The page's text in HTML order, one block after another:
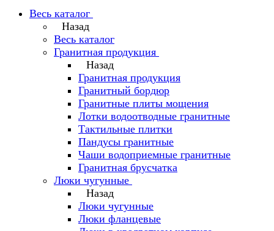
Весь каталог
Назад
Весь каталог
Гранитная продукция
Назад
Гранитная продукция
Гранитный бордюр
Гранитные плиты мощения
Лотки водоотводные гранитные
Тактильные плитки
Пандусы гранитные
Чаши водоприемные гранитные
Гранитная брусчатка
Люки чугунные
Назад
Люки чугунные
Люки фланцевые